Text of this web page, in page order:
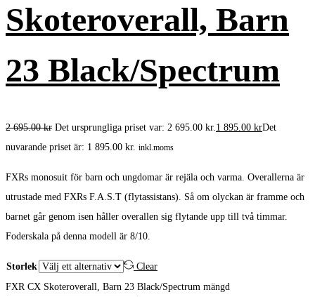
Skoteroverall, Barn
23 Black/Spectrum
2 695.00kr Det ursprungliga priset var: 2 695.00 kr.1 895.00 krDet
nuvarande priset är: 1 895.00 kr. inkl.moms
FXRs monosuit för barn och ungdomar är rejäla och varma. Overallerna är
utrustade med FXRs F.A.S.T (flytassistans). Så om olyckan är framme och
barnet går genom isen håller overallen sig flytande upp till två timmar.
Foderskala på denna modell är 8/10.
Storlek
Clear
FXR CX Skoteroverall, Barn 23 Black/Spectrum mängd